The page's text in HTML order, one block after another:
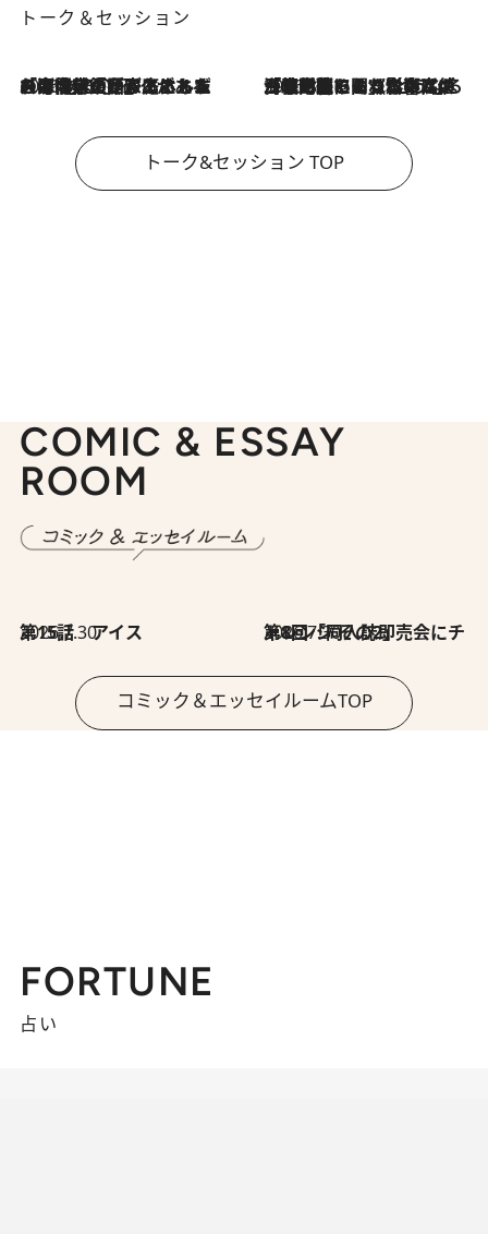
トーク＆セッション
2026.8.3
「今後値上げがあるとすれば…」「リスクがあるのは今年の冬」エネルギー専門家が語る、ホルムズ海峡封鎖が家庭にもたらす“ある心配” 2026.8.3
「住宅建てられない…」「サーチャージ料の高値が続いている」ホルムズ海峡封鎖による影響はいつまで続く？《エネルギー専門家に聞く“どうなる日本の暮らし”》
トーク&セッション TOP
COMIC & ESSAY
ROOM
2026.7.30
第15話 アイス 2026.7.30
第8回「同人誌即売会にチャレンジ その2」
コミック＆エッセイルームTOP
FORTUNE
占い